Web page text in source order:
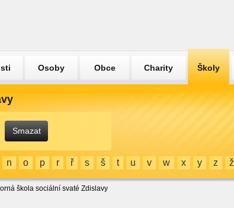
Osoby Obce Charity Školy
Smazat
n o p r ř s š t u v w x y z ž
škola sociální svaté Zdislavy